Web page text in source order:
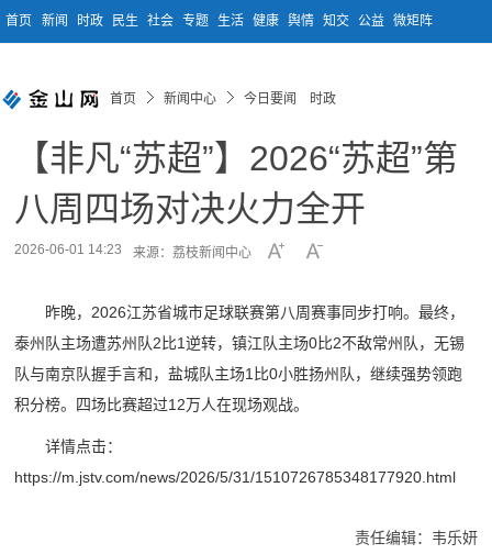
首页 新闻 时政 民生 社会 专题 生活 健康 舆情 知交 公益 微矩阵
首页 新闻中心 今日要闻 时政
【非凡“苏超”】2026“苏超”第
八周四场对决火力全开
2026-06-01 14:23 来源：荔枝新闻中心
昨晚，2026江苏省城市足球联赛第八周赛事同步打响。最终，
泰州队主场遭苏州队2比1逆转，镇江队主场0比2不敌常州队，无锡
队与南京队握手言和，盐城队主场1比0小胜扬州队，继续强势领跑
积分榜。四场比赛超过12万人在现场观战。
详情点击：
https://m.jstv.com/news/2026/5/31/1510726785348177920.html
责任编辑：韦乐妍